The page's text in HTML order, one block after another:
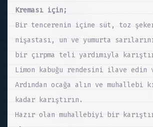
Kreması için;
Bir tencerenin içine süt, toz
nişastası, un ve yumurta
bir çırpma teli yardımıyla
Limon kabuğu rendesini ilave edin
Ardından ocağa alın ve muhallebi
kadar karıştırın.
Hazır olan muhallebiyi bir